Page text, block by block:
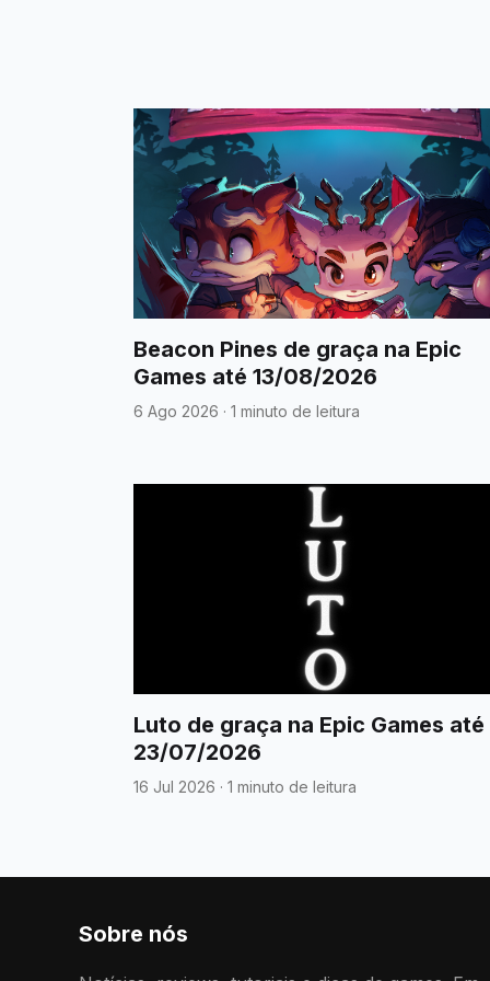
Beacon Pines de graça na Epic
Games até 13/08/2026
6 Ago 2026 · 1 minuto de leitura
Luto de graça na Epic Games até
23/07/2026
16 Jul 2026 · 1 minuto de leitura
Sobre nós